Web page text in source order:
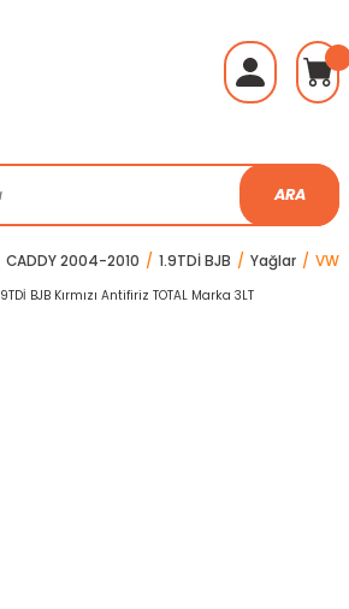
ARA
CADDY 2004-2010 1.9TDİ BJB Yağlar VW